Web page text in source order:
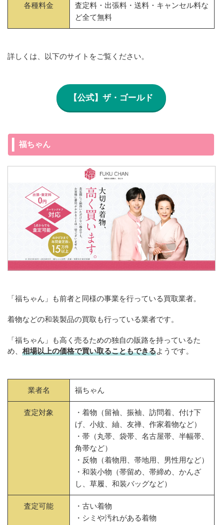
各種料金
査定料・出張料・送料・キャンセル料な
ど全て無料
詳しくは、以下のサイトをご覧ください。
【公式】ザ・ゴールド
福ちゃん
「福ちゃん」も前者と同様の事業を行っている買取業者。
着物などの和装製品の買取も行っている業者です。
「福ちゃん」も高く売るための独自の販路を持っているた
め、 相場以上の価格で買い取ることもできるようです。
業者名 福ちゃん
査定対象
・着物（留袖、振袖、訪問着、付け下
げ、小紋、紬、友禅、作家着物など）
・帯（丸帯、袋帯、名古屋帯、半幅帯、
角帯など）
・反物（着物用、帯地用、男性用など）
・和装小物（帯留め、帯締め、かんざ
し、草履、和装バッグなど）
査定可能
・古い着物
・シミや汚れがある着物